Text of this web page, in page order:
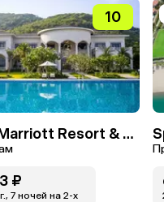
10
Nha Trang Marriott Resort & Spa, Hon Tre Island
₽
7 ночей на 2-x